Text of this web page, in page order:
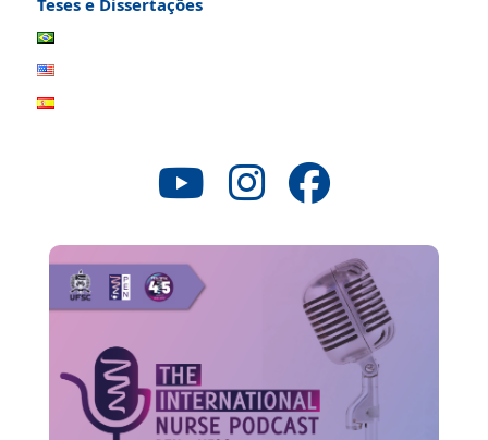
Teses e Dissertações